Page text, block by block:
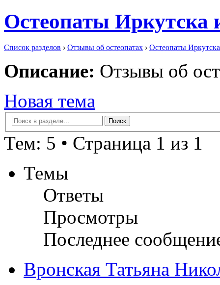
Остеопаты Иркутска
Список разделов › Отзывы об остеопатах › Остеопаты
Описание: Отзывы об
Новая тема
Тем: 5 • Страница 1 из 1
Темы
Ответы
Просмотры
Последнее
Вронская Татьяна